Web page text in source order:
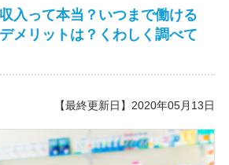
入って本当？いつまで働ける
メリットは？くわしく調べて
【最終更新日】2020年05月13日